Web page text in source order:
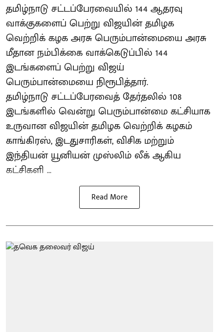
தமிழ்நாடு சட்டப்பேரவையில் 144 ஆதரவு
வாக்குகளைப் பெற்று விஜயின் தமிழக
வெற்றிக் கழக அரசு பெரும்பான்மையை அரசு
மீதான நம்பிக்கை வாக்கெடுப்பில் 144
இடங்களைப் பெற்று விஜய்
பெரும்பான்மையை நிரூபித்தார்.
தமிழ்நாடு சட்டப்பேரவைத் தேர்தலில் 108
இடங்களில் வென்று பெரும்பான்மை கட்சியாக
உருவான விஜயின் தமிழக வெற்றிக் கழகம்
காங்கிரஸ், இடதுசாரிகள், விசிக மற்றும்
இந்தியன் யூனியன் முஸ்லிம் லீக் ஆகிய
கட்சிகளி ...
Read More